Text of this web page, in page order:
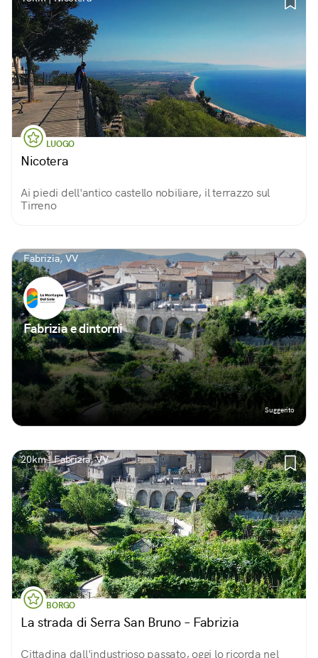
LUOGO
Nicotera
Ai piedi dell'antico castello nobiliare, il terrazzo sul
Tirreno
Fabrizia, VV
Fabrizia e dintorni
Suggerito
20km | Fabrizia, VV
BORGO
La strada di Serra San Bruno – Fabrizia
Cittadina dall'industrioso passato, oggi lo ricorda nel